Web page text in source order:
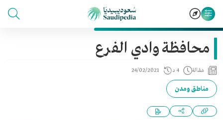
محافظة وادي الفرع
مقالة 4 د 24/02/2021
مناطق ومدن